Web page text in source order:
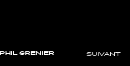
PHIL GRENIER SUIVANT